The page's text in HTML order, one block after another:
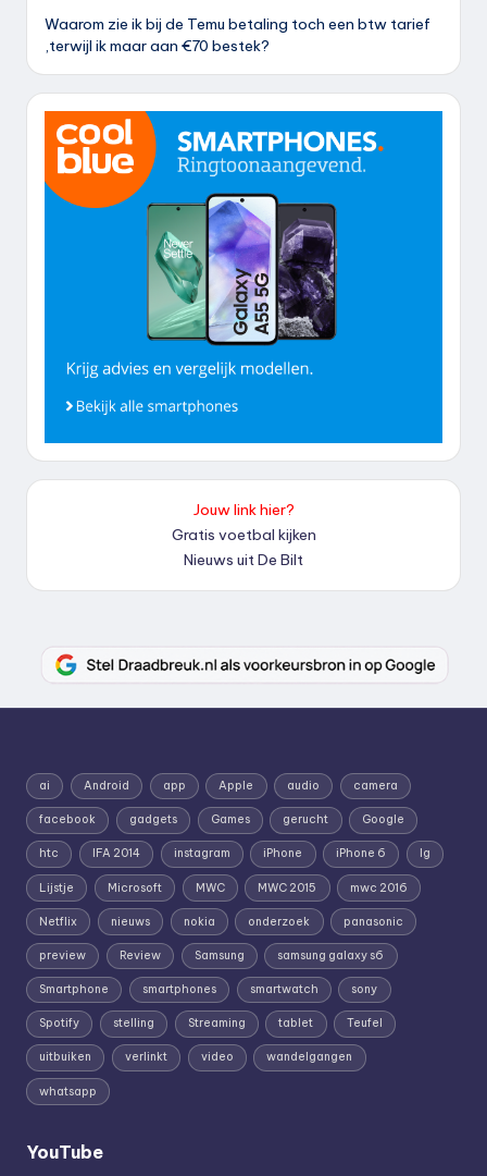
Waarom zie ik bij de Temu betaling toch een btw tarief
,terwijl ik maar aan €70 bestek?
Jouw link hier?
Gratis voetbal kijken
Nieuws uit De Bilt
ai Android app Apple audio camera
facebook gadgets Games gerucht Google
htc IFA 2014 instagram iPhone iPhone 6 lg
Lijstje Microsoft MWC MWC 2015 mwc 2016
Netflix nieuws nokia onderzoek panasonic
preview Review Samsung samsung galaxy s6
Smartphone smartphones smartwatch sony
Spotify stelling Streaming tablet Teufel
uitbuiken verlinkt video wandelgangen
whatsapp
YouTube